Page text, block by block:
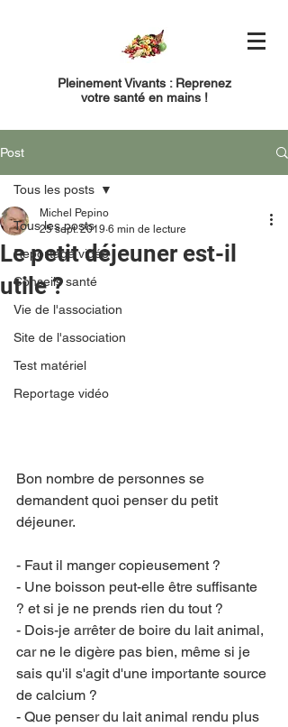
Pleinement Vivants : Reprenez
votre santé en mains !
Post
Tous les posts
Reportage vidéo
Conseils santé
Vie de l'association
Site de l'association
Test matériel
Reportage vidéo
Tous les posts
Le petit déjeuner est-il
utile ?
Michel Pepino
25 sept. 2019 6 min de lecture
Bon nombre de personnes se
demandent quoi penser du petit
déjeuner.
- Faut il manger copieusement ?
- Une boisson peut-elle être suffisante
? et si je ne prends rien du tout ?
- Dois-je arrêter de boire du lait animal,
car ne le digère pas bien, même si je
sais qu'il s'agit d'une importante source
de calcium ?
- Que penser du lait animal rendu plus